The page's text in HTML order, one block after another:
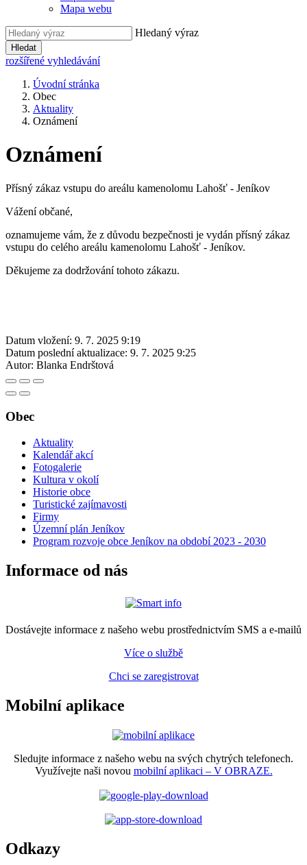
Mapa webu
Hledaný výraz
Hledat
rozšířené vyhledávání
Úvodní stránka
Obec
Aktuality
Oznámení
Oznámení
Přísný zákaz vstupu do areálu kamenolomu Lahošť - Jeníkov
Vážení občané,
oznamujeme vám, že z důvodu bezpečnosti je vydán přísný zákaz
vstupu do celého areálu kamenolomu Lahošť - Jeníkov.
Děkujeme za dodržování tohoto zákazu.
Datum vložení: 9. 7. 2025 9:19
Datum poslední aktualizace: 9. 7. 2025 9:25
Autor: Blanka Endrštová
Obec
Aktuality
Kalendář akcí
Fotogalerie
Kultura v okolí
Historie obce
Turistické zajímavosti
Firmy
Územní plán Jeníkov
Program rozvoje obce Jeníkov na období 2023 - 2030
Informace od nás
Dostávejte informace z našeho webu prostřednictvím SMS a e-mailů
Více o službě
Chci se zaregistrovat
Mobilní aplikace
Sledujte informace z našeho webu na svých chytrých telefonech.
Využívejte naši novou mobilní aplikaci – V OBRAZE.
Odkazy